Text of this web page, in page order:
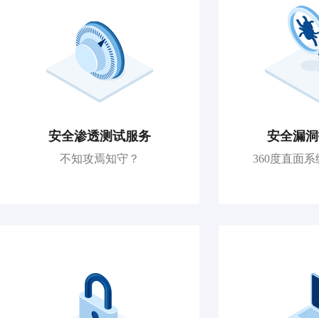
安全渗透测试服务
不知攻焉知守？
安全漏
360度直面